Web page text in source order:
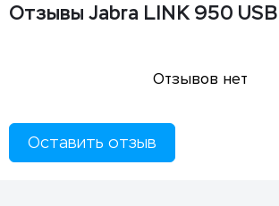
Отзывы Jabra LINK 950
Отзывов нет
Оставить отзыв